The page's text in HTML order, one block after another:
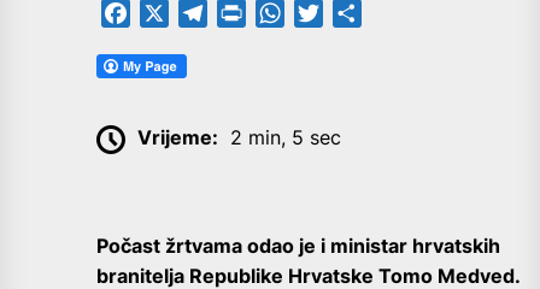
Facebook TelegramPrintFriendly
WhatsApp
Twitter
Vrijeme: 2 min, 5 sec
Počast žrtvama odao je i ministar hrvatskih
branitelja Republike Hrvatske Tomo Medved.